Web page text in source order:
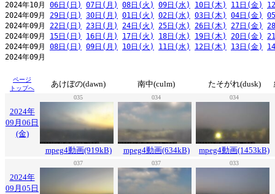
2024年10月 06日(日) 07日(月) 08日(火) 09日(水) 10日(木) 11日(金)
2024年09月 29日(日) 30日(月) 01日(火) 02日(水) 03日(木) 04日(金)
2024年09月 22日(日) 23日(月) 24日(火) 25日(水) 26日(木) 27日(金)
2024年09月 15日(日) 16日(月) 17日(火) 18日(水) 19日(木) 20日(金)
2024年09月 08日(日) 09日(月) 10日(火) 11日(水) 12日(木) 13日(金)
2024年09
ページ
トップへ
あけぼの(dawn) 南中(culm) たそがれ(dusk)
035 034 034
2024年
09月06日
(金)
mpeg4動画(919kB)
mpeg4動画(634kB) mpeg4動画(1453kB)
037 037 033
2024年
09月05日